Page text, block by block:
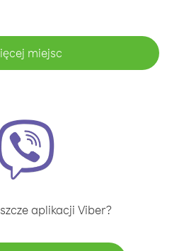
miejsc
aplikacji Viber?